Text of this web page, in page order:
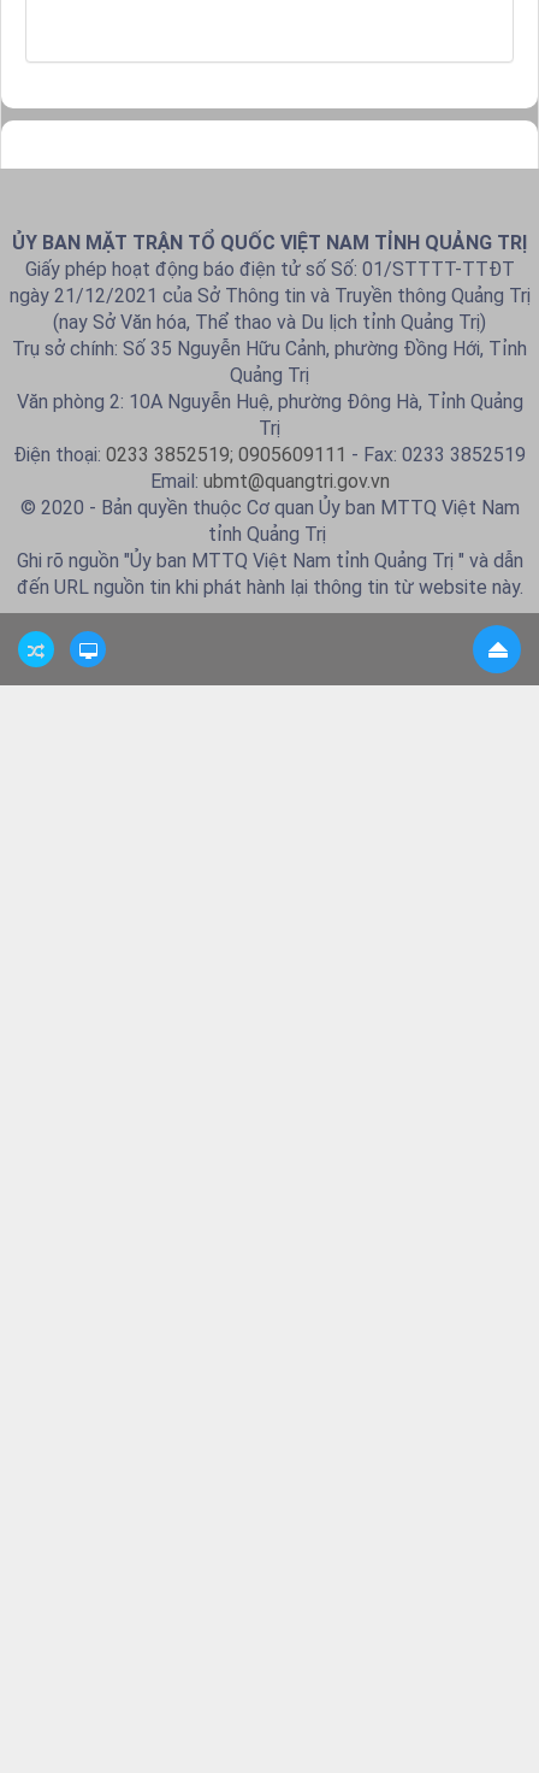
ỦY BAN MẶT TRẬN TỔ QUỐC VIỆT NAM TỈNH QUẢNG TRỊ
Giấy phép hoạt động báo điện tử số Số: 01/STTTT-TTĐT
ngày 21/12/2021 của Sở Thông tin và Truyền thông Quảng Trị
(nay Sở Văn hóa, Thể thao và Du lịch tỉnh Quảng Trị)
Trụ sở chính: Số 35 Nguyễn Hữu Cảnh, phường Đồng Hới, Tỉnh
Quảng Trị
Văn phòng 2: 10A Nguyễn Huệ, phường Đông Hà, Tỉnh Quảng
Trị
Điện thoại: 0233 3852519; 0905609111 - Fax: 0233 3852519
Email: ubmt@quangtri.gov.vn
© 2020 - Bản quyền thuộc Cơ quan Ủy ban MTTQ Việt Nam
tỉnh Quảng Trị
Ghi rõ nguồn "Ủy ban MTTQ Việt Nam tỉnh Quảng Trị " và dẫn
đến URL nguồn tin khi phát hành lại thông tin từ website này.